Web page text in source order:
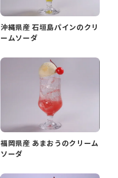
沖縄県産 石垣島パインのクリ
ームソーダ
福岡県産 あまおうのクリーム
ソーダ